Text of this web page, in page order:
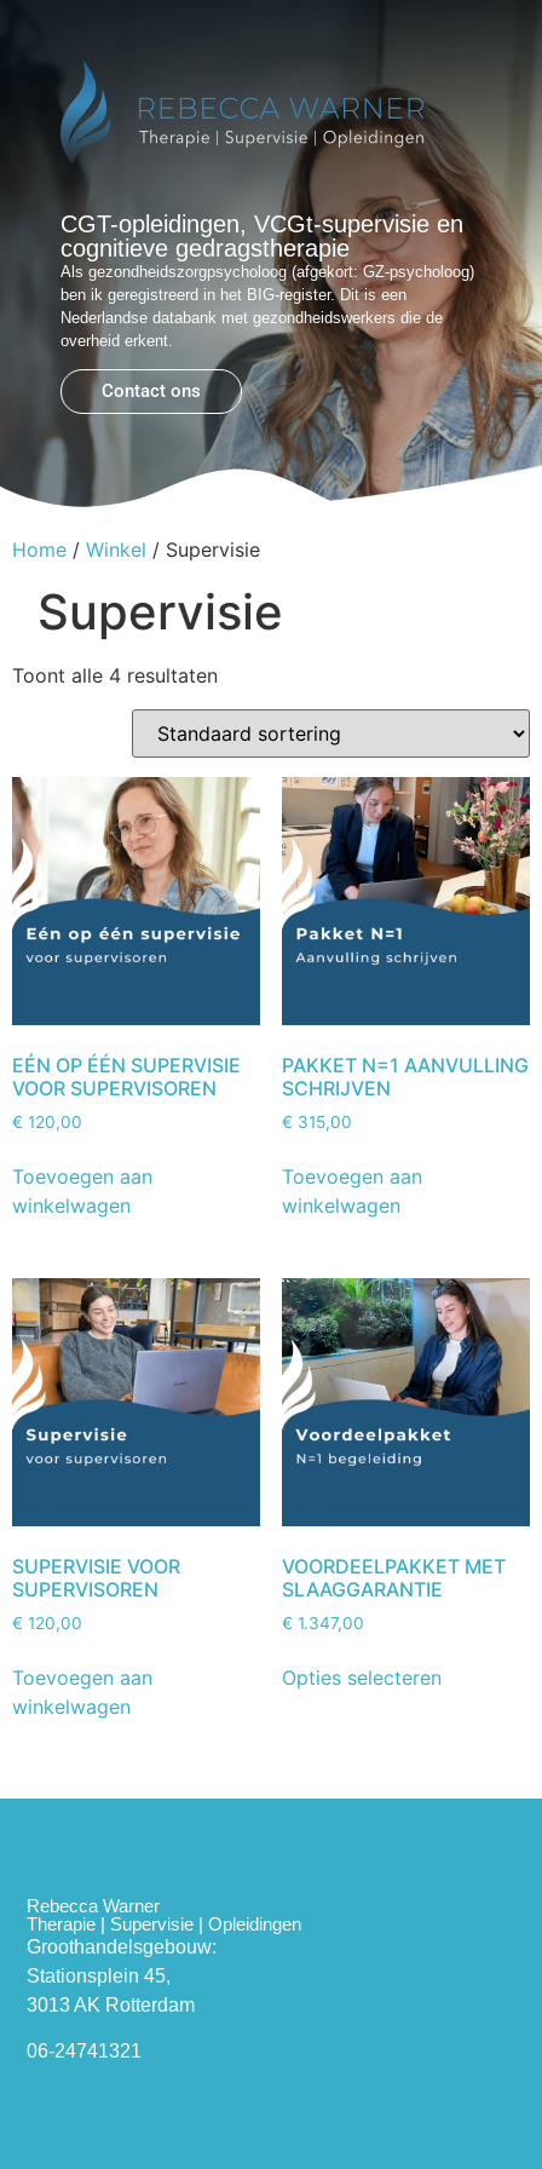
CGT-opleidingen, VCGt-supervisie en
cognitieve gedragstherapie
Als gezondheidszorgpsycholoog (afgekort: GZ-psycholoog)
ben ik geregistreerd in het BIG-register. Dit is een
Nederlandse databank met gezondheidswerkers die de
overheid erkent.
Contact ons
Home / Winkel / Supervisie
Supervisie
Toont alle 4 resultaten
EÉN OP ÉÉN SUPERVISIE
VOOR SUPERVISOREN
€ 120,00
Toevoegen aan
winkelwagen
PAKKET N=1 AANVULLING
SCHRIJVEN
€ 315,00
Toevoegen aan
winkelwagen
SUPERVISIE VOOR
SUPERVISOREN
€ 120,00
Toevoegen aan
winkelwagen
VOORDEELPAKKET MET
SLAAGGARANTIE
€ 1.347,00
Opties selecteren
Rebecca Warner
Therapie | Supervisie | Opleidingen
Groothandelsgebouw:
Stationsplein 45,
3013 AK Rotterdam
06-24741321